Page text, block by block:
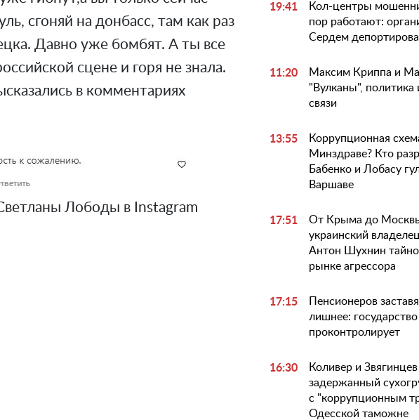
сгоняй на донбасс, там как раз
Давно уже бомбят. А ты все
сцене и горя не знала.
в комментариях
Лободы в Instagram
19:41
Кол-центры
пор работают:
Сердем
11:20
Максим Криппа и
"Вулканы", политика
связи
13:55
Коррупционная
Минздраве? Кто
Бабенко и Лобасу
Варшаве
17:51
От Крыма до
украинский
Антон Шухнин тайно
рынке агрессора
17:15
Пенсионеров
лишнее: государство
проконтролирует
16:30
Коливер и
задержанный
с "коррупционным
Одесской таможне